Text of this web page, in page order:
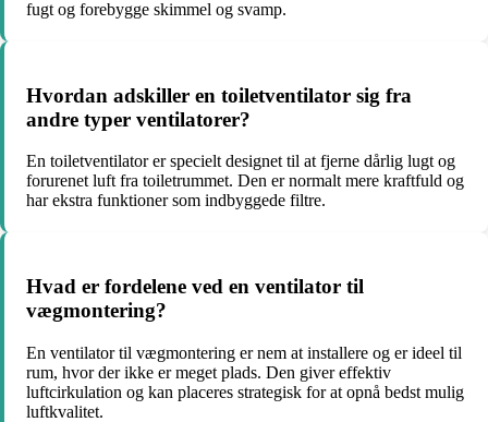
fugt og forebygge skimmel og svamp.
Hvordan adskiller en toiletventilator sig fra
andre typer ventilatorer?
En toiletventilator er specielt designet til at fjerne dårlig lugt og
forurenet luft fra toiletrummet. Den er normalt mere kraftfuld og
har ekstra funktioner som indbyggede filtre.
Hvad er fordelene ved en ventilator til
vægmontering?
En ventilator til vægmontering er nem at installere og er ideel til
rum, hvor der ikke er meget plads. Den giver effektiv
luftcirkulation og kan placeres strategisk for at opnå bedst mulig
luftkvalitet.